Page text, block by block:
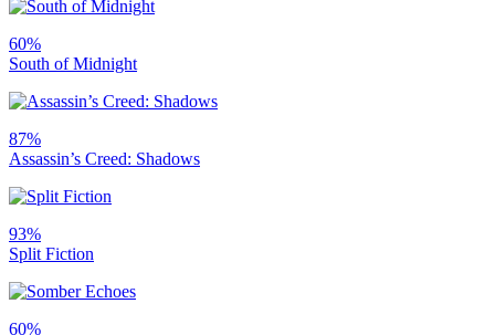
60%
South of Midnight
87%
Assassin’s Creed: Shadows
93%
Split Fiction
60%